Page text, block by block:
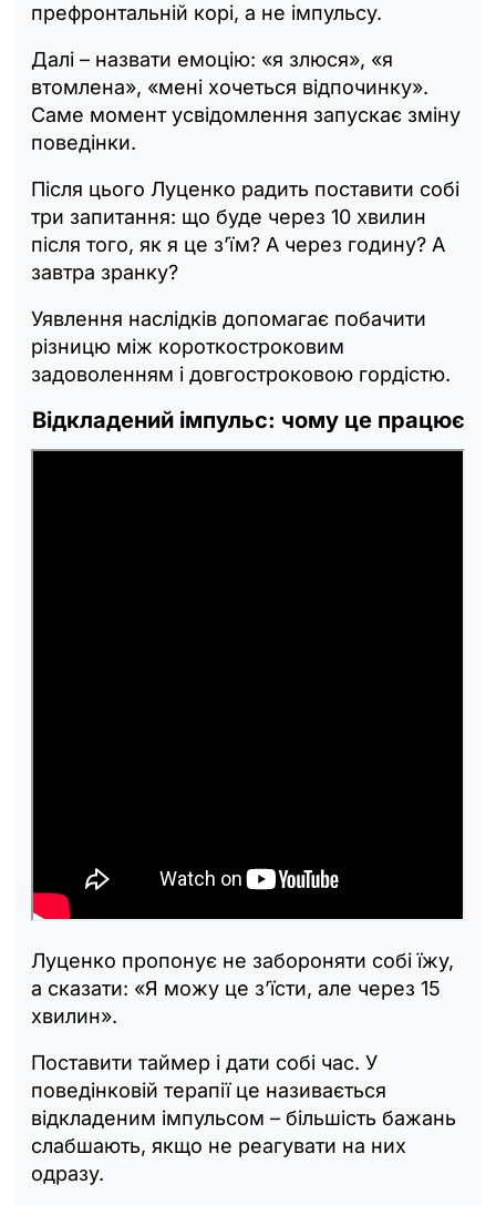
префронтальній корі, а не імпульсу.
Далі – назвати емоцію: «я злюся», «я
втомлена», «мені хочеться відпочинку».
Саме момент усвідомлення запускає зміну
поведінки.
Після цього Луценко радить поставити собі
три запитання: що буде через 10 хвилин
після того, як я це з’їм? А через годину? А
завтра зранку?
Уявлення наслідків допомагає побачити
різницю між короткостроковим
задоволенням і довгостроковою гордістю.
Відкладений імпульс: чому це працює
Луценко пропонує не забороняти собі їжу,
а сказати: «Я можу це з’їсти, але через 15
хвилин».
Поставити таймер і дати собі час. У
поведінковій терапії це називається
відкладеним імпульсом – більшість бажань
слабшають, якщо не реагувати на них
одразу.